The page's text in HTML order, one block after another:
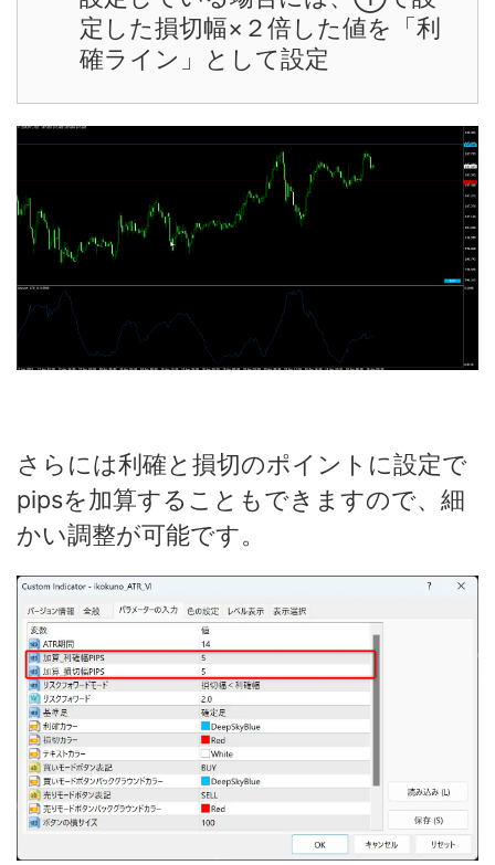
定した損切幅×２倍した値を「利
確ライン」として設定
さらには利確と損切のポイントに設定で
pipsを加算することもできますので、細
かい調整が可能です。